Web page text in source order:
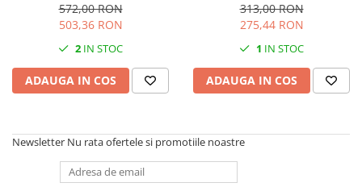
572,00 RON
503,36 RON
2 IN STOC
ADAUGA IN COS
313,00 RON
275,44 RON
1 IN STOC
ADAUGA IN COS
Newsletter Nu rata ofertele si promotiile noastre